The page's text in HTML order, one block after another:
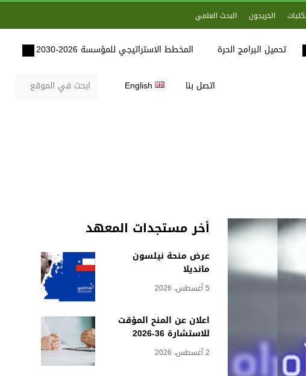
الخريجون البحث العلمي
تحميل البرامج الحرة المخطط الاستراتيجي للمؤسسة 2026-2030
اتصل بنا English
أخر مستجدات المعهد
عرض منحة نيلسون
مانديلا
5 أغسطس، 2026
اعلان عن المنح المؤقت
للاستشارة 36-2026
2 أغسطس، 2026